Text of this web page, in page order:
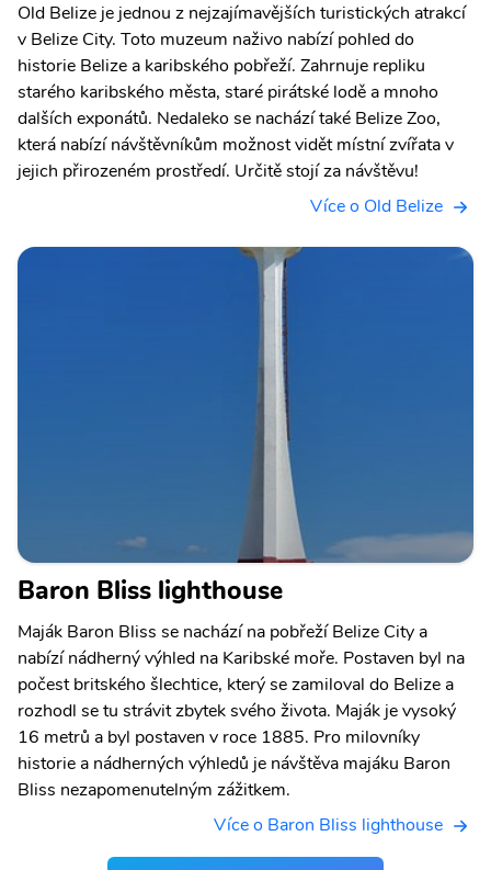
Old Belize je jednou z nejzajímavějších turistických atrakcí
v Belize City. Toto muzeum naživo nabízí pohled do
historie Belize a karibského pobřeží. Zahrnuje repliku
starého karibského města, staré pirátské lodě a mnoho
dalších exponátů. Nedaleko se nachází také Belize Zoo,
která nabízí návštěvníkům možnost vidět místní zvířata v
jejich přirozeném prostředí. Určitě stojí za návštěvu!
Více o Old Belize
Baron Bliss lighthouse
Maják Baron Bliss se nachází na pobřeží Belize City a
nabízí nádherný výhled na Karibské moře. Postaven byl na
počest britského šlechtice, který se zamiloval do Belize a
rozhodl se tu strávit zbytek svého života. Maják je vysoký
16 metrů a byl postaven v roce 1885. Pro milovníky
historie a nádherných výhledů je návštěva majáku Baron
Bliss nezapomenutelným zážitkem.
Více o Baron Bliss lighthouse